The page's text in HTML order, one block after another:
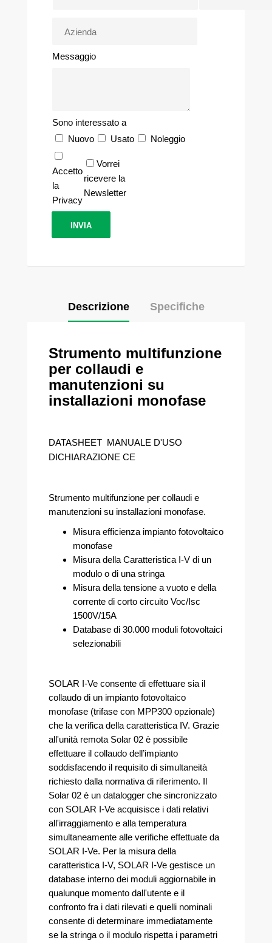
Messaggio
Sono interessato a
Nuovo
Usato Noleggio
Accetto
la
Privacy
Vorrei
ricevere la
Newsletter
Descrizione Specifiche
Strumento multifunzione
per collaudi e
manutenzioni su
installazioni monofase
DATASHEET MANUALE D'USO
DICHIARAZIONE CE
Strumento multifunzione per collaudi e
manutenzioni su installazioni monofase.
Misura efficienza impianto fotovoltaico
monofase
Misura della Caratteristica I-V di un
modulo o di una stringa
Misura della tensione a vuoto e della
corrente di corto circuito Voc/Isc
1500V/15A
Database di 30.000 moduli fotovoltaici
selezionabili
SOLAR I-Ve consente di effettuare sia il
collaudo di un impianto fotovoltaico
monofase (trifase con MPP300 opzionale)
che la verifica della caratteristica IV. Grazie
all'unità remota Solar 02 è possibile
effettuare il collaudo dell’impianto
soddisfacendo il requisito di simultaneità
richiesto dalla normativa di riferimento. Il
Solar 02 è un datalogger che sincronizzato
con SOLAR I-Ve acquisisce i dati relativi
all'irraggiamento e alla temperatura
simultaneamente alle verifiche effettuate da
SOLAR I-Ve. Per la misura della
caratteristica I-V, SOLAR I-Ve gestisce un
database interno dei moduli aggiornabile in
qualunque momento dall'utente e il
confronto fra i dati rilevati e quelli nominali
consente di determinare immediatamente
se la stringa o il modulo rispetta i parametri